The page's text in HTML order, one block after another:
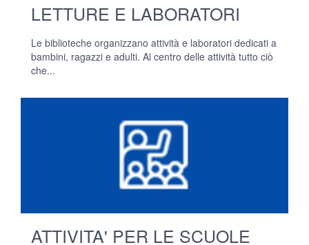
LETTURE E LABORATORI
Le biblioteche organizzano attività e laboratori dedicati a
bambini, ragazzi e adulti. Al centro delle attività tutto ciò
che...
ATTIVITA' PER LE SCUOLE